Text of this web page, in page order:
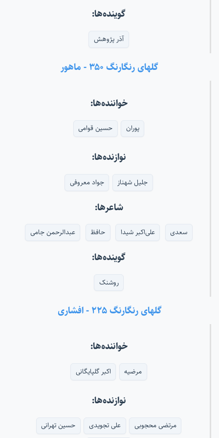
گوینده‌ها:
آذر پژوهش
گلهای رنگارنگ ۳۵۰ - ماهور
خواننده‌ها:
پوران حسین قوامی
نوازنده‌ها:
جلیل شهناز جواد معروفی
شاعرها:
سعدی علی‌اکبر شیدا حافظ عبدالرحمن جامی
گوینده‌ها:
روشنک
گلهای رنگارنگ ۲۲۵ - افشاری
خواننده‌ها:
مرضیه اکبر گلپایگانی
نوازنده‌ها:
مرتضی محجوبی علی تجویدی حسین تهرانی